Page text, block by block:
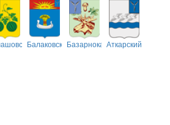
БалаковскийБазарнокарабулакский
Аткарский